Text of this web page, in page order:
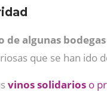
de algunas bodegas
que se han ido
vinos solidarios o